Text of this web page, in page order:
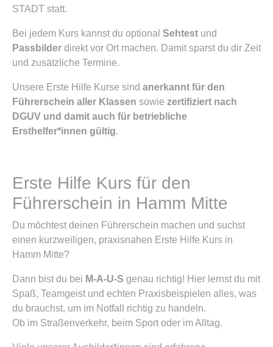
STADT statt.
Bei jedem Kurs kannst du optional Sehtest und
Passbilder direkt vor Ort machen. Damit sparst du dir Zeit
und zusätzliche Termine.
Unsere Erste Hilfe Kurse sind anerkannt für den
Führerschein aller Klassen sowie zertifiziert nach
DGUV und damit auch für betriebliche
Ersthelfer*innen gültig.
Erste Hilfe Kurs für den
Führerschein in Hamm Mitte
Du möchtest deinen Führerschein machen und suchst
einen kurzweiligen, praxisnahen Erste Hilfe Kurs in
Hamm Mitte?
Dann bist du bei M-A-U-S genau richtig! Hier lernst du mit
Spaß, Teamgeist und echten Praxisbeispielen alles, was
du brauchst, um im Notfall richtig zu handeln.
Ob im Straßenverkehr, beim Sport oder im Alltag.